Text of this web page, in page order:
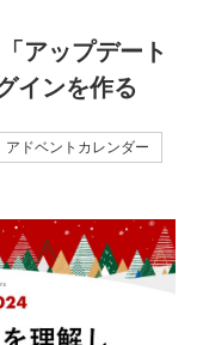
アップデート
インを作る
アドベントカレンダー